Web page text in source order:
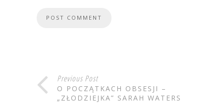
Previous Post
O POCZĄTKACH OBSESJI –
„ZŁODZIEJKA” SARAH WATERS